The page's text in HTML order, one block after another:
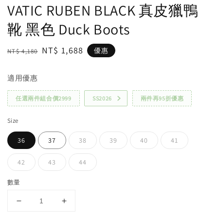
VATIC RUBEN BLACK 真皮獵鴨
靴 黑色 Duck Boots
Regular
NT$ 4,180 Sale
NT$ 1,688 優惠
適用優惠
任選兩件組合價2999 SS2026 兩件再95折優惠
Size
36 37 38 39 40 41
42 43 44
數量